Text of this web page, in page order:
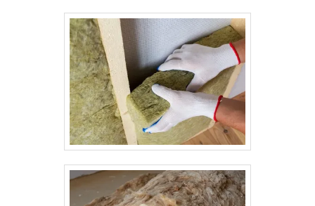
refrigerados. Esse isolamento reduz perdas
de calor ou frio, evita a condensação,
protege os colaboradores contra
queimaduras e contribui significativamente
para a economia de energia e aumento da
vida útil dos sistemas. Materiais utilizados: Lã
de rocha em calhas pré-moldadas, ideal para
altas temperaturas (até 650 °C) Espuma
elastomérica, usada em linhas frias e
refrigeradas Poliuretano injetado, com
excelente capacidade térmica e rigidez